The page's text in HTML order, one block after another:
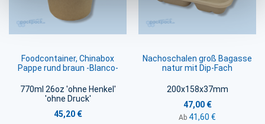
Foodcontainer, Chinabox
Pappe rund braun -Blanco-
770ml 26oz 'ohne Henkel'
'ohne Druck'
45,20 €
Nachoschalen groß Bagasse
natur mit Dip-Fach
200x158x37mm
47,00 €
Ab 41,60 €